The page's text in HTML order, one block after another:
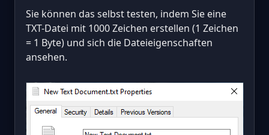
Sie können das selbst testen, indem Sie eine
TXT-Datei mit 1000 Zeichen erstellen (1 Zeichen
= 1 Byte) und sich die Dateieigenschaften
ansehen.